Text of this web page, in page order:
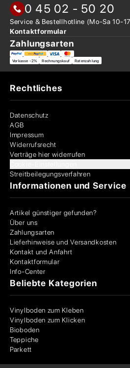
0 45 02 - 50 20
Service & Bestellhotline (Mo-Sa 10-
Kontaktformular
Zahlungsarten
Vorkasse -2% Rechnungskauf Ratenzahlung
Rechtliches
Datenschutz
AGB
Impressum
Widerrufsrecht
Verträge hier widerrufen
Streitbeilegungsverfahren
Informationen und Service
Artikel günstiger gefunden?
Über uns
Zahlungsarten
Lieferhinweise und Versandkosten
Kontakt und Anfahrt
Kontaktformular
Info-Center
Beliebte Kategorien
Vinylboden zum Kleben
Vinylboden zum Klicken
Bioboden
Teppiche
Parkett